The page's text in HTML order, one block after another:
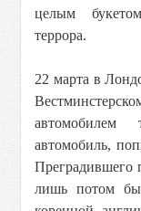
целым
террора.
22 марта в
автомобиль,
Преградившего
лишь потом